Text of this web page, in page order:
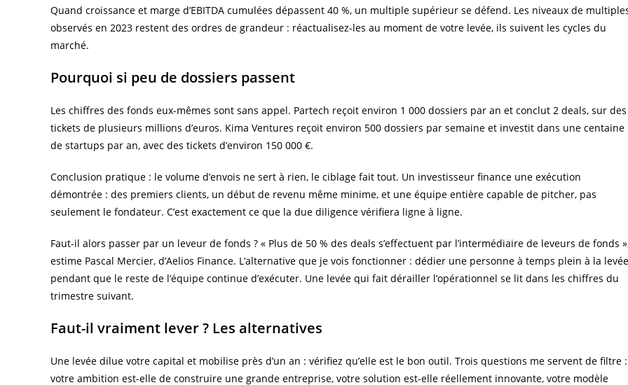
Quand croissance et marge d’EBITDA cumulées dépassent 40 %, un multiple supérieur se défend. Les niveaux de
observés en 2023 restent des ordres de grandeur : réactualisez-les au moment de votre levée, ils suivent les cycles du
marché.
Pourquoi si peu de dossiers passent
Les chiffres des fonds eux-mêmes sont sans appel. Partech reçoit environ 1 000 dossiers par an et conclut 2 deals, sur des
tickets de plusieurs millions d’euros. Kima Ventures reçoit environ 500 dossiers par semaine et investit dans une centaine
de startups par an, avec des tickets d’environ 150 000 €.
Conclusion pratique : le volume d’envois ne sert à rien, le ciblage fait tout. Un investisseur finance une exécution
démontrée : des premiers clients, un début de revenu même minime, et une équipe entière capable de pitcher, pas
seulement le fondateur. C’est exactement ce que la due diligence vérifiera ligne à ligne.
Faut-il alors passer par un leveur de fonds ? « Plus de 50 % des deals s’effectuent par l’intermédiaire de leveurs de fonds
estime Pascal Mercier, d’Aelios Finance. L’alternative que je vois fonctionner : dédier une personne à temps plein à la
pendant que le reste de l’équipe continue d’exécuter. Une levée qui fait dérailler l’opérationnel se lit dans les chiffres du
trimestre suivant.
Faut-il vraiment lever ? Les alternatives
Une levée dilue votre capital et mobilise près d’un an : vérifiez qu’elle est le bon outil. Trois questions me servent de filtre :
votre ambition est-elle de construire une grande entreprise, votre solution est-elle réellement innovante, votre modèle